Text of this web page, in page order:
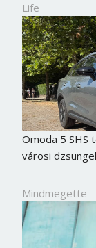
Life
Omoda 5 SHS
városi
Mindmegette
E-mail cím